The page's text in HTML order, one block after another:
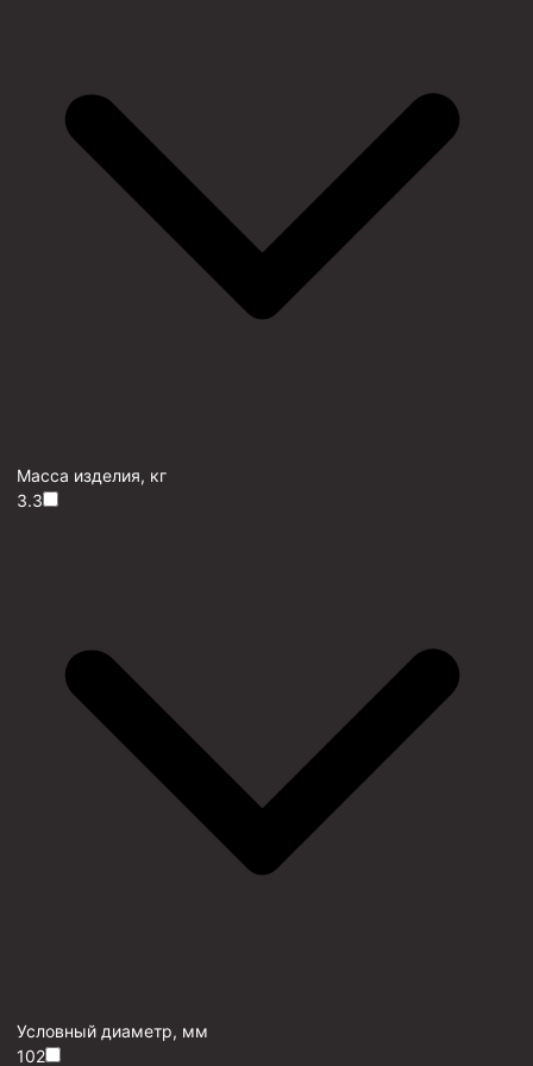
Масса изделия, кг
3.3
Условный диаметр, мм
102